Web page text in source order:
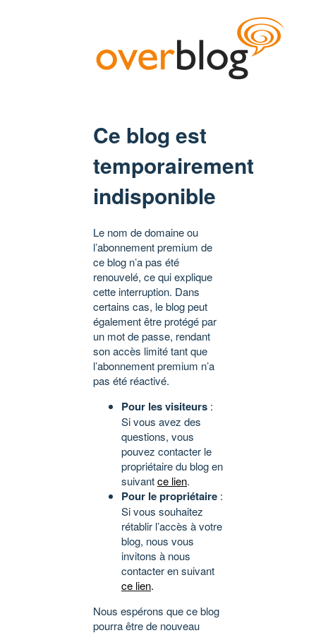
Ce blog est
temporairement
indisponible
Le nom de domaine ou
l’abonnement premium de
ce blog n’a pas été
renouvelé, ce qui explique
cette interruption. Dans
certains cas, le blog peut
également être protégé par
un mot de passe, rendant
son accès limité tant que
l’abonnement premium n’a
pas été réactivé.
Pour les visiteurs :
Si vous avez des
questions, vous
pouvez contacter le
propriétaire du blog en
suivantce lien.
Pour le propriétaire :
Si vous souhaitez
rétablir l’accès à votre
blog, nous vous
invitons à nous
contacter en suivant
ce lien.
Nous espérons que ce blog
pourra être de nouveau